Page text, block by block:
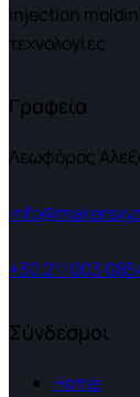
injection
τεχνολογίες.
Γραφεία
Λεωφόρος
+30 211 003
Σύνδεσμοι
Home